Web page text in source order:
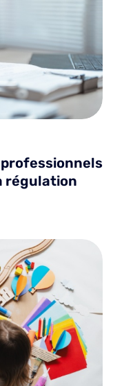
professionnels
régulation